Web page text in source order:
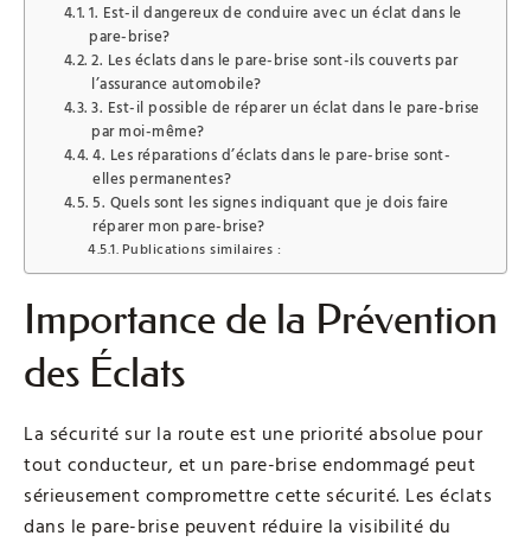
1. Est-il dangereux de conduire avec un éclat dans le
pare-brise?
2. Les éclats dans le pare-brise sont-ils couverts par
l’assurance automobile?
3. Est-il possible de réparer un éclat dans le pare-brise
par moi-même?
4. Les réparations d’éclats dans le pare-brise sont-
elles permanentes?
5. Quels sont les signes indiquant que je dois faire
réparer mon pare-brise?
Publications similaires :
Importance de la Prévention
des Éclats
La sécurité sur la route est une priorité absolue pour
tout conducteur, et un pare-brise endommagé peut
sérieusement compromettre cette sécurité. Les éclats
dans le pare-brise peuvent réduire la visibilité du